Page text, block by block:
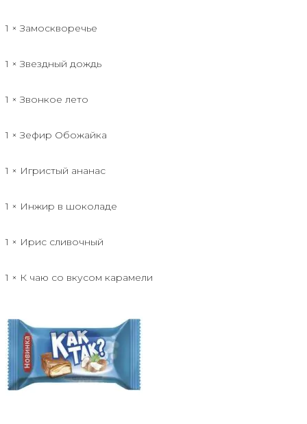
1 × Замоскворечье
1 × Звездный дождь
1 × Звонкое лето
1 × Зефир Обожайка
1 × Игристый ананас
1 × Инжир в шоколаде
1 × Ирис сливочный
1 × К чаю со вкусом карамели